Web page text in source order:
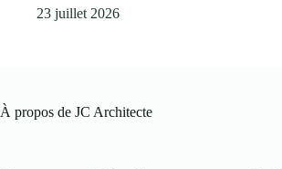
23 juillet 2026
À propos de JC Architecte